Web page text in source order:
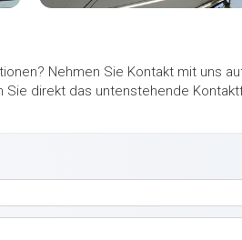
Nehmen Sie Kontakt mit uns
direkt das untenstehende